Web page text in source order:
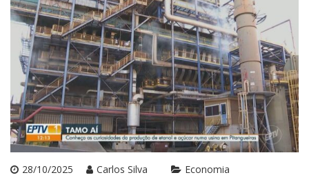
28/10/2025 Carlos Silva Economia